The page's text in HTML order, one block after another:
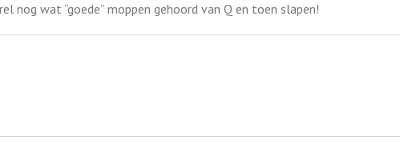
nog wat “goede” moppen gehoord van Q en toen slapen!